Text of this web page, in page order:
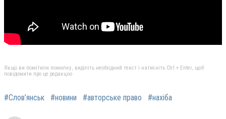
Якщо ви помітили помилку, виділіть необхідний текст і натисніть Ctrl + Enter, щоб
повідомити про це редакцію
#Слов’янськ #новини #авторське право #нахіба